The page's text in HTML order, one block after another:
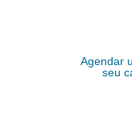
Agendar
seu